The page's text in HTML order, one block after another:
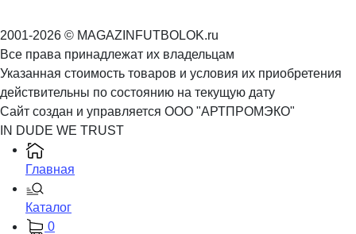
2001-2026 © MAGAZINFUTBOLOK.ru
Все права принадлежат их владельцам
Указанная стоимость товаров и условия их приобретения
действительны по состоянию на текущую дату
Сайт создан и управляется ООО "АРТПРОМЭКО"
IN DUDE WE TRUST
Главная
Каталог
0